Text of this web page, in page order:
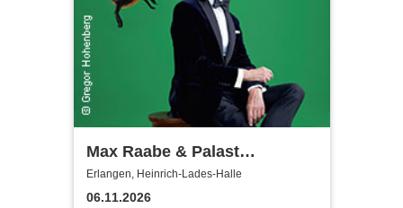
Max Raabe & Palast
Orchester - Hummel
streicheln
Erlangen, Heinrich-Lades-Halle
06.11.2026